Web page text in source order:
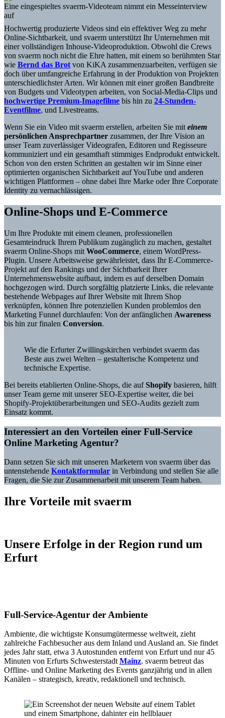
Eine eingespieltes svaerm-Videoteam nimmt ein Messeinterview
auf
Hochwertig produzierte Videos sind ein effektiver Weg zu mehr
Online-Sichtbarkeit, und svaerm unterstützt Ihr Unternehmen mit
einer vollständigen Inhouse-Videoproduktion. Obwohl die Crews
von svaerm noch nicht die Ehre hatten, mit einem so berühmten Star
wie Bernd das Brot von KiKA zusammenzuarbeiten, verfügen sie
doch über umfangreiche Erfahrung in der Produktion von Projekten
unterschiedlichster Arten. Wir können mit einer großen Bandbreite
von Budgets und Videotypen arbeiten, von Social-Media-Clips und
hochwertige Premium-Imagefilme bis hin zu 24-Stunden-
Eventfilme, und Livestreams.
Wenn Sie ein Video mit svaerm erstellen, arbeiten Sie mit einem
persönlichen Ansprechpartner zusammen, der Ihre Vision an
unser Team zuverlässiger Videografen, Editoren und Regisseure
kommuniziert und ein gesamthaft stimmiges Endprodukt entwickelt.
Schon von den ersten Schritten an gestalten wir im Sinne einer
optimierten organischen Sichtbarkeit auf YouTube und anderen
wichtigen Plattformen – ohne dabei Ihre Marke oder Ihre Corporate
Identity zu vernachlässigen.
Online-Shops und E-Commerce
Um Ihre Produkte mit einem cleanen, professionellen
Gesamteindruck Ihrem Publikum zugänglich zu machen, gestaltet
svaerm Online-Shops mit WooCommerce, einem WordPress-
Plugin. Unsere Arbeitsweise gewährleistet, dass Ihr E-Commerce-
Projekt auf den Rankings und der Sichtbarkeit Ihrer
Unternehmenswebsite aufbaut, indem es auf derselben Domain
hochgezogen wird. Durch sorgfältig platzierte Links, die relevante
bestehende Webpages auf Ihrer Website mit Ihrem Shop
verknüpfen, können Ihre potenziellen Kunden problemlos den
Marketing Funnel durchlaufen: Von der anfänglichen Awareness
bis hin zur finalen Conversion.
Wie die Erfurter Zwillingskirchen verbindet svaerm das
Beste aus zwei Welten – gestalterische Kompetenz und
technische Expertise.
Bei bereits etablierten Online-Shops, die aufShopify basieren, hilft
unser Team gerne mit unserer SEO-Expertise weiter, die bei
Shopify-Projektüberarbeitungen und SEO-Audits gezielt zum
Einsatz kommt.
Interessiert an den Vorteilen einer Full-Service
Online Marketing Agentur?
Dann setzen Sie sich mit unseren Marketern von svaerm über das
untenstehende Kontaktformular in Verbindung und stellen Sie alle
Fragen, die Sie zur Zusammenarbeit mit unserem Team haben.
Ihre Vorteile mit svaerm
Unsere Erfolge in der Region rund um
Erfurt
Full-Service-Agentur der Ambiente
Ambiente, die wichtigste Konsumgütermesse weltweit, zieht
zahlreiche Fachbesucher aus dem Inland und Ausland an. Sie findet
jedes Jahr statt, etwa 3 Autostunden entfernt von Erfurt und nur 45
Minuten von Erfurts Schwesterstadt Mainz. svaerm betreut das
Offline- und Online Marketing des Events ganzjährig und in allen
Kanälen – strategisch, kreativ, redaktionell und technisch.